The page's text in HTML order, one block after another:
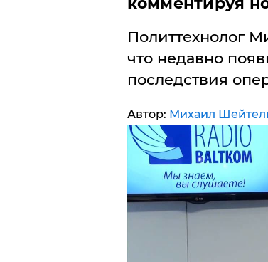
Политтехнолог
что недавно
последствия
Автор: Михаил